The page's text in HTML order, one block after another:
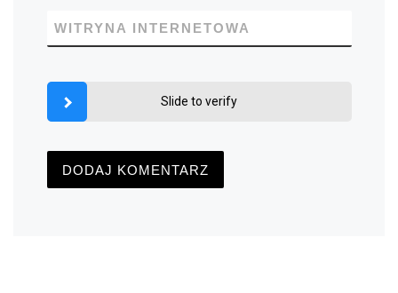
WITRYNA INTERNETOWA
Slide to verify